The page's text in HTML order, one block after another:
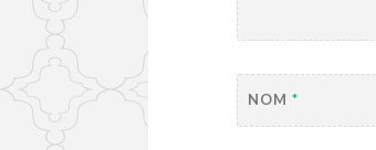
NOM*